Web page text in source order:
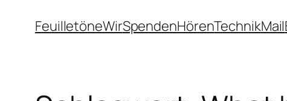
InhaltFeuilletöneWirSpendenHörenTechnikMail